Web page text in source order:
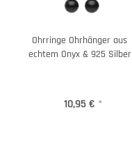
Ohrringe Ohrhänger aus
echtem Onyx & 925 Silber
10,95 € *